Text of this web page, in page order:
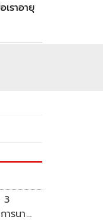
เราอายุ
3
ารนา